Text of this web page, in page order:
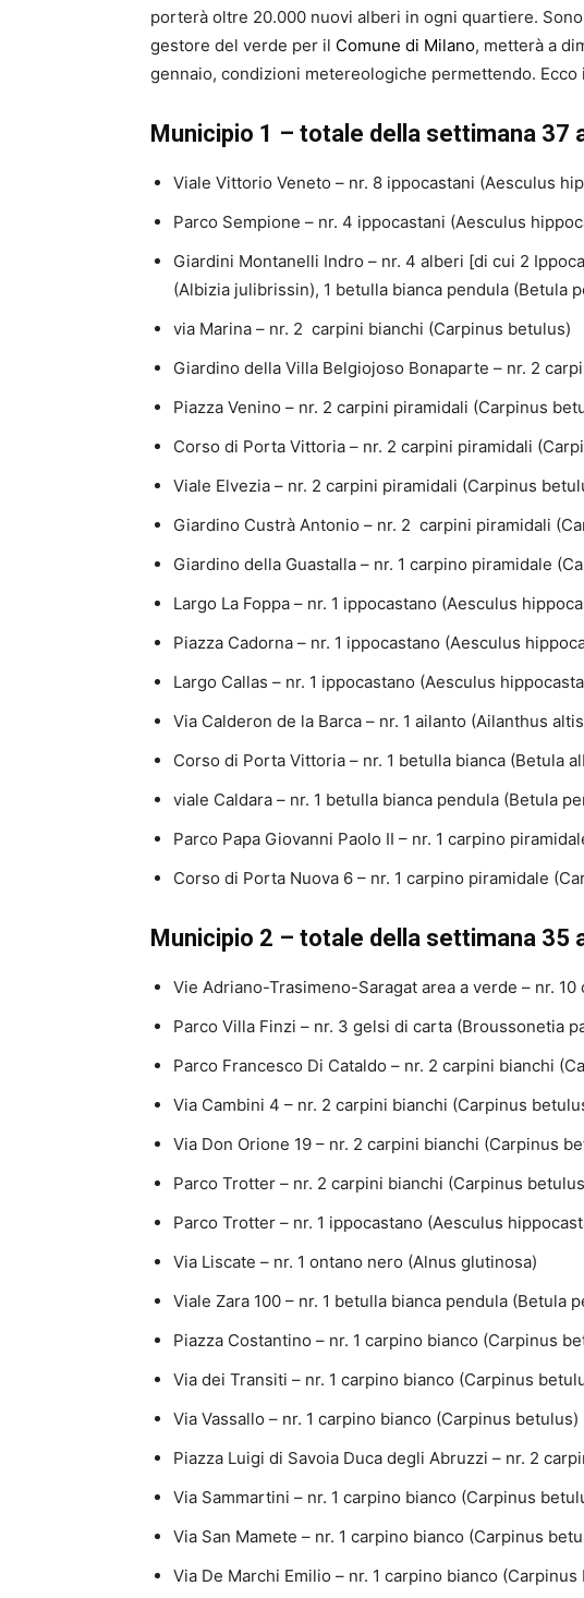
porterà oltre 20.000 nuovi alberi in ogni quartiere.
gestore del verde per il Comune di Milano, metterà a
gennaio, condizioni metereologiche permettendo. Ecco
Municipio 1 – totale della settimana 37
Viale Vittorio Veneto – nr. 8 ippocastani (Aesculus
Parco Sempione – nr. 4 ippocastani (Aesculus
Giardini Montanelli Indro – nr. 4 alberi [di cui 2
(Albizia julibrissin), 1 betulla bianca pendula (Betula
via Marina – nr. 2 carpini bianchi (Carpinus betulus)
Giardino della Villa Belgiojoso Bonaparte – nr. 2
Piazza Venino – nr. 2 carpini piramidali (Carpinus
Corso di Porta Vittoria – nr. 2 carpini piramidali
Viale Elvezia – nr. 2 carpini piramidali (Carpinus
Giardino Custrà Antonio – nr. 2 carpini piramidali
Giardino della Guastalla – nr. 1 carpino piramidale
Largo La Foppa – nr. 1 ippocastano (Aesculus
Piazza Cadorna – nr. 1 ippocastano (Aesculus
Largo Callas – nr. 1 ippocastano (Aesculus
Via Calderon de la Barca – nr. 1 ailanto (Ailanthus
Corso di Porta Vittoria – nr. 1 betulla bianca (Betula
viale Caldara – nr. 1 betulla bianca pendula (Betula
Parco Papa Giovanni Paolo II – nr. 1 carpino
Corso di Porta Nuova 6 – nr. 1 carpino piramidale
Municipio 2 – totale della settimana 35
Vie Adriano-Trasimeno-Saragat area a verde – nr.
Parco Villa Finzi – nr. 3 gelsi di carta (Broussonetia
Parco Francesco Di Cataldo – nr. 2 carpini bianchi
Via Cambini 4 – nr. 2 carpini bianchi (Carpinus
Via Don Orione 19 – nr. 2 carpini bianchi (Carpinus
Parco Trotter – nr. 2 carpini bianchi (Carpinus
Parco Trotter – nr. 1 ippocastano (Aesculus
Via Liscate – nr. 1 ontano nero (Alnus glutinosa)
Viale Zara 100 – nr. 1 betulla bianca pendula (Betula
Piazza Costantino – nr. 1 carpino bianco (Carpinus
Via dei Transiti – nr. 1 carpino bianco (Carpinus
Via Vassallo – nr. 1 carpino bianco (Carpinus betulus)
Piazza Luigi di Savoia Duca degli Abruzzi – nr. 2
Via Sammartini – nr. 1 carpino bianco (Carpinus
Via San Mamete – nr. 1 carpino bianco (Carpinus
Via De Marchi Emilio – nr. 1 carpino bianco (Carpinus